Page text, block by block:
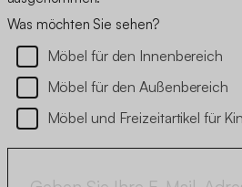
Was möchten Sie sehen?
Möbel für den Innenbereich
Möbel für den Außenbereich
Möbel und Freizeitartikel für